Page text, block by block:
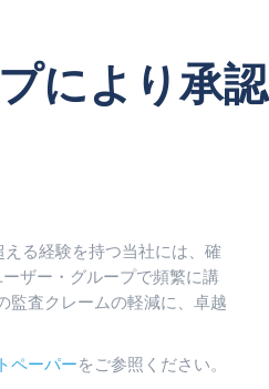
プにより承認
る経験を持つ当社には、確
ザー・グループで頻繁に講
監査クレームの軽減に、卓越
ペーパーをご参照ください。